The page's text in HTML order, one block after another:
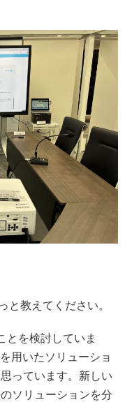
と教えてください。
とを検討していま
用いたソリューショ
っています。新しい
ソリューションを分